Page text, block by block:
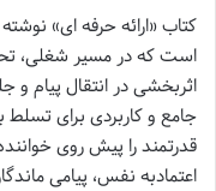
کتاب «ارائه حرفه ای»
است که در مسیر شغلی،
اثربخشی در انتقال پیام
جامع و کاربردی برای تسلط
قدرتمند را پیش روی
اعتمادبه نفس، پیامی